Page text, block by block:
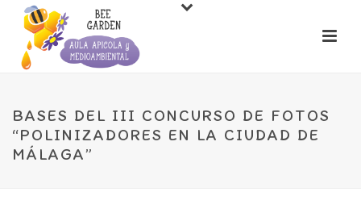
BASES DEL III CONCURSO DE FOTOS
“POLINIZADORES EN LA CIUDAD DE
MÁLAGA”